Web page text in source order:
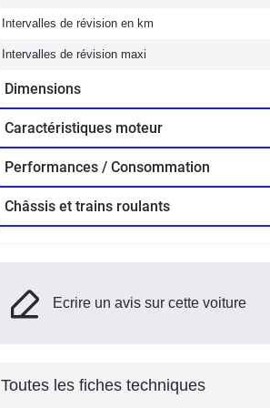
Intervalles de révision en km
Intervalles de révision maxi
Dimensions
Caractéristiques moteur
Performances / Consommation
Châssis et trains roulants
Ecrire un avis sur cette voiture
Toutes les fiches techniques